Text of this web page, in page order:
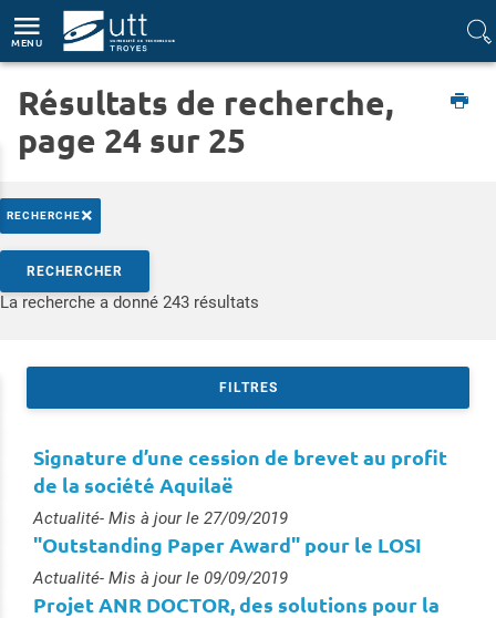
MENU
Etudiant
Résultats de recherche,
page 24 sur 25
RECHERCHE×
Rechercher par mots-clés
RECHERCHER
La recherche a donné 243 résultats
FILTRES
Signature d’une cession de brevet au profit
de la société Aquilaë
Type :
Actualité- Mis à jour le 27/09/2019
"Outstanding Paper Award" pour le LOSI
Type :
Actualité- Mis à jour le 09/09/2019
Projet ANR DOCTOR, des solutions pour la